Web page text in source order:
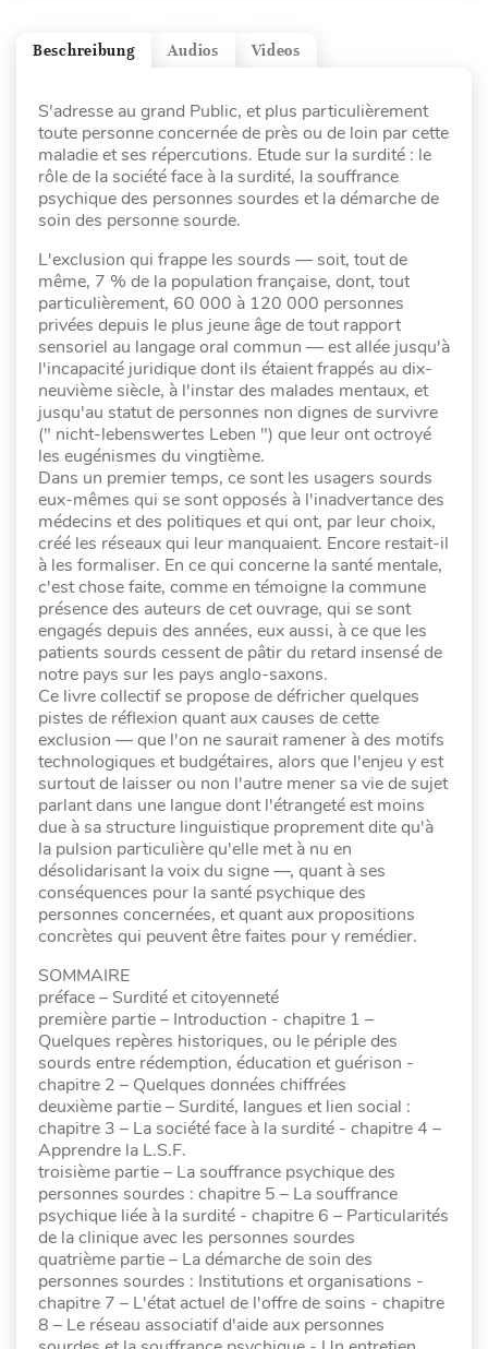
Videos
Audios
Beschreibung
S'adresse au grand Public, et plus particulièrement
toute personne concernée de près ou de loin par cette
maladie et ses répercutions. Etude sur la surdité : le
rôle de la société face à la surdité, la souffrance
psychique des personnes sourdes et la démarche de
soin des personne sourde.
L'exclusion qui frappe les sourds — soit, tout de
même, 7 % de la population française, dont, tout
particulièrement, 60 000 à 120 000 personnes
privées depuis le plus jeune âge de tout rapport
sensoriel au langage oral commun — est allée jusqu'à
l'incapacité juridique dont ils étaient frappés au dix-
neuvième siècle, à l'instar des malades mentaux, et
jusqu'au statut de personnes non dignes de survivre
(" nicht-lebenswertes Leben ") que leur ont octroyé
les eugénismes du vingtième.
Dans un premier temps, ce sont les usagers sourds
eux-mêmes qui se sont opposés à l'inadvertance des
médecins et des politiques et qui ont, par leur choix,
créé les réseaux qui leur manquaient. Encore restait-il
à les formaliser. En ce qui concerne la santé mentale,
c'est chose faite, comme en témoigne la commune
présence des auteurs de cet ouvrage, qui se sont
engagés depuis des années, eux aussi, à ce que les
patients sourds cessent de pâtir du retard insensé de
notre pays sur les pays anglo-saxons.
Ce livre collectif se propose de défricher quelques
pistes de réflexion quant aux causes de cette
exclusion — que l'on ne saurait ramener à des motifs
technologiques et budgétaires, alors que l'enjeu y est
surtout de laisser ou non l'autre mener sa vie de sujet
parlant dans une langue dont l'étrangeté est moins
due à sa structure linguistique proprement dite qu'à
la pulsion particulière qu'elle met à nu en
désolidarisant la voix du signe —, quant à ses
conséquences pour la santé psychique des
personnes concernées, et quant aux propositions
concrètes qui peuvent être faites pour y remédier.
SOMMAIRE
préface – Surdité et citoyenneté
première partie – Introduction - chapitre 1 –
Quelques repères historiques, ou le périple des
sourds entre rédemption, éducation et guérison -
chapitre 2 – Quelques données chiffrées
deuxième partie – Surdité, langues et lien social :
chapitre 3 – La société face à la surdité - chapitre 4 –
Apprendre la L.S.F.
troisième partie – La souffrance psychique des
personnes sourdes : chapitre 5 – La souffrance
psychique liée à la surdité - chapitre 6 – Particularités
de la clinique avec les personnes sourdes
quatrième partie – La démarche de soin des
personnes sourdes : Institutions et organisations -
chapitre 7 – L'état actuel de l'offre de soins - chapitre
8 – Le réseau associatif d'aide aux personnes